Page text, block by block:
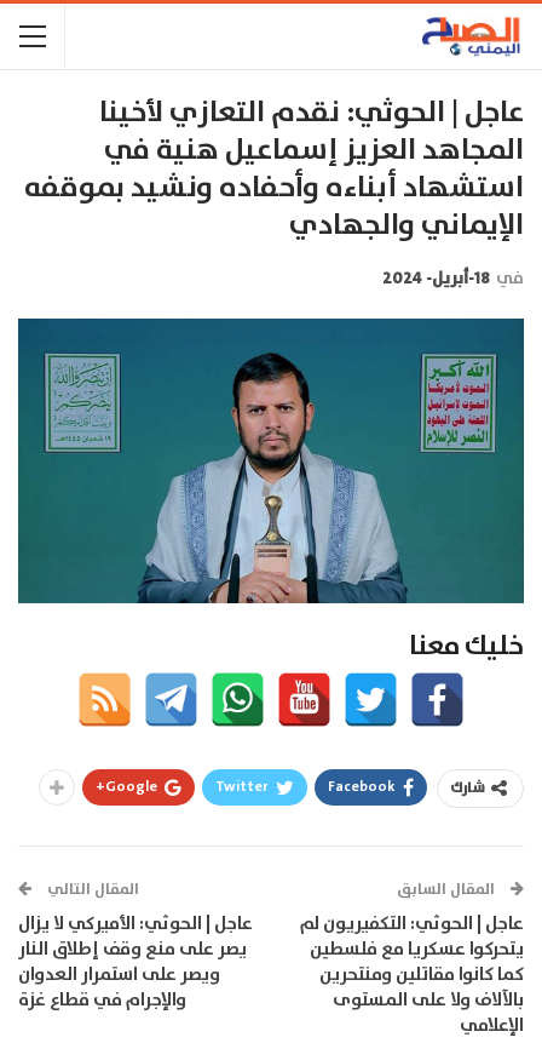
عاجل | الحوثي: نقدم التعازي لأخينا
المجاهد العزيز إسماعيل هنية في
استشهاد أبناءه وأحفاده ونشيد بموقفه
الإيماني والجهادي
في 18-أبريل- 2024
خليك معنا
شارك Facebook
Twitter
Google+
المقال السابق
عاجل | الحوثي: التكفيريون لم
يتحركوا عسكريا مع فلسطين
كما كانوا مقاتلين ومنتحرين
بالآلاف ولا على المستوى
الإعلامي
المقال التالي
عاجل | الحوثي: الأميركي لا يزال
يصر على منع وقف إطلاق النار
ويصر على استمرار العدوان
والإجرام في قطاع غزة